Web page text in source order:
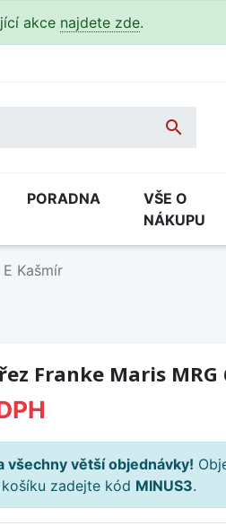
akce najdete zde.

PORADNA
VŠE O
NÁKUPU
Kašmír
Franke Maris MRG
všechny větší objednávky!
zadejte kód MINUS3.